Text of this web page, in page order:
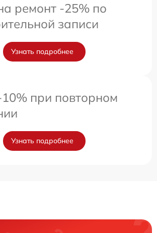
ремонт -25% по
записи
Узнать подробнее
при повторном
Узнать подробнее